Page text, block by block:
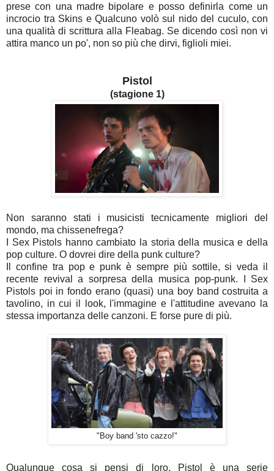
prese con una madre bipolare e posso definirla come un
incrocio tra Skins e Qualcuno volò sul nido del cuculo, con
una qualità di scrittura alla Fleabag. Se dicendo così non vi
attira manco un po', non so più che dirvi, figlioli miei.
Pistol
(stagione 1)
Non saranno stati i musicisti tecnicamente migliori del
mondo, ma chissenefrega?
I Sex Pistols hanno cambiato la storia della musica e della
pop culture. O dovrei dire della punk culture?
Il confine tra pop e punk è sempre più sottile, si veda il
recente revival a sorpresa della musica pop-punk. I Sex
Pistols poi in fondo erano (quasi) una boy band costruita a
tavolino, in cui il look, l'immagine e l'attitudine avevano la
stessa importanza delle canzoni. E forse pure di più.
"Boy band 'sto cazzo!"
Qualunque cosa si pensi di loro, Pistol è una serie